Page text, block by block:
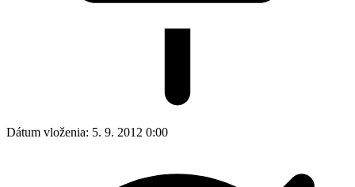
Dátum vloženia: 5. 9. 2012 0:00